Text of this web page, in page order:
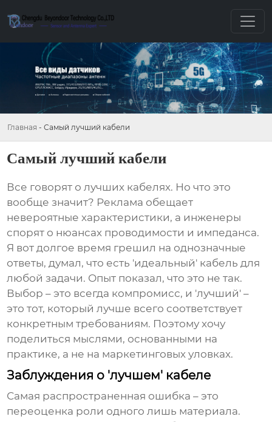
Главная - Самый лучший кабели
Самый лучший кабели
Все говорят олучших кабелях. Но что это
вообще значит? Реклама обещает
невероятные характеристики, а инженеры
спорят о нюансах проводимости и импеданса.
Я вот долгое время грешил на однозначные
ответы, думал, что есть 'идеальный' кабель для
любой задачи. Опыт показал, что это не так.
Выбор – это всегда компромисс, и 'лучший' –
это тот, который лучше всего соответствует
конкретным требованиям. Поэтому хочу
поделиться мыслями, основанными на
практике, а не на маркетинговых уловках.
Заблуждения о 'лучшем' кабеле
Самая распространенная ошибка – это
переоценка роли одного лишь материала.